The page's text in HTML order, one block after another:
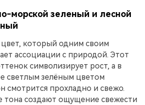
морской зеленый и лесной
который одним своим
ассоциации с природой. Этот
символизирует рост, а в
светлым зелёным цветом
смотрится прохладно и свежо.
тона создают ощущение свежести